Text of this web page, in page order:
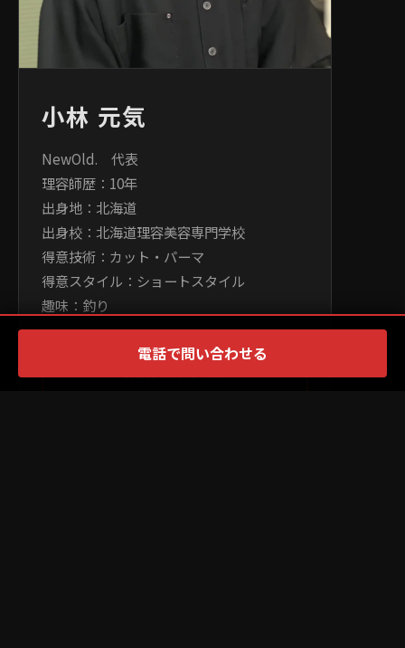
小林 元気
NewOld. 代表
理容師歴：10年
出身地：北海道
出身校：北海道理容美容専門学校
得意技術：カット・パーマ
得意スタイル：ショートスタイル
趣味：釣り
電話で問い合わせる